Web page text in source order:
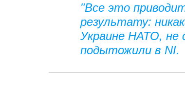
"Все это
результату:
Украине НАТО, не
подытожили в NI.